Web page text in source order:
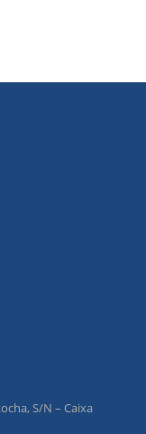
S/N – Caixa